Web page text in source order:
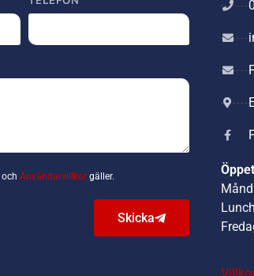
och Användarvillkor gäller.
Skicka